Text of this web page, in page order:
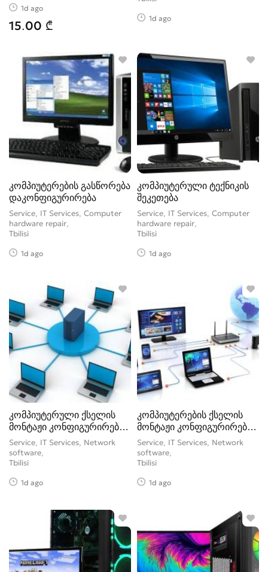
1d ago
15.00 ₾ 1d ago
კომპიუტერების გასწორება
დაკონფიგურირება
Service, IT Services, Computer
hardware repair
Tbilisi
1d ago
კომპიუტერული ტექნიკის
შეკეთება
Service, IT Services, Computer
hardware repair
Tbilisi
1d ago
კომპიუტერული ქსელის
მონტაჟი კონფიგურირება
მოწესრიგ
Service, IT Services, Network
software
Tbilisi
1d ago
კომპიუტერების ქსელის
მონტაჟი კონფიგურირება
მოწესრი
Service, IT Services, Network
software
Tbilisi
1d ago